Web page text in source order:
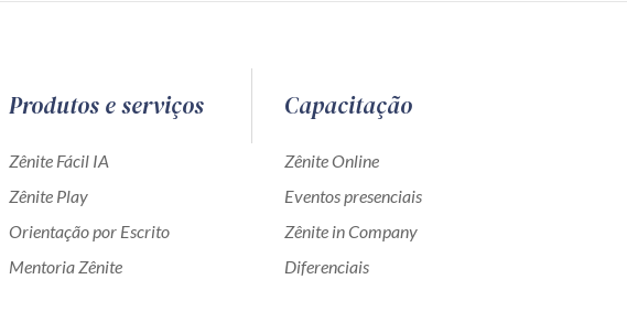
Produtos e serviços
Zênite Fácil IA
Zênite Play
Orientação por Escrito
Mentoria Zênite
Capacitação
Zênite Online
Eventos presenciais
Zênite in Company
Diferenciais